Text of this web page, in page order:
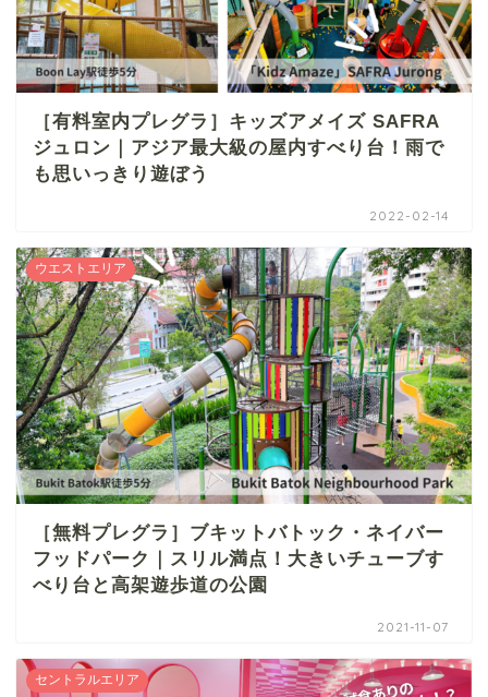
［有料室内プレグラ］キッズアメイズ SAFRA
ジュロン｜アジア最大級の屋内すべり台！雨で
も思いっきり遊ぼう
2022-02-14
ウエストエリア
［無料プレグラ］ブキットバトック・ネイバー
フッドパーク｜スリル満点！大きいチューブす
べり台と高架遊歩道の公園
2021-11-07
セントラルエリア